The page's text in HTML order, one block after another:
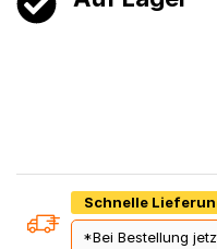
Schnelle
*Bei Bestellung